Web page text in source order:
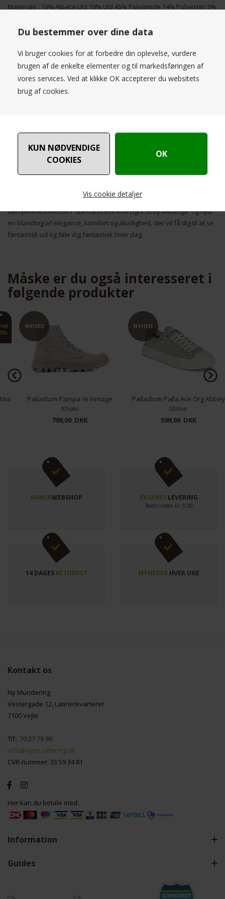
Du bestemmer over dine data
Vi bruger cookies for at forbedre din oplevelse, vurdere
brugen af de enkelte elementer og til markedsføringen af
vores services. Ved at klikke OK accepterer du websitets
brug af cookies.
Vis cookie detaljer
Nødvendige Markedsføring
Funktionelle
Materiale : 19% Alpaca Uld 19% Uld 45% Polyamide 14% Polyester 3%
Opgrader din garderobe med den elegante og alsidige 'Garcia Dress
Knit Light Grey Melange'. Denne smukke strikkjole er designet med
moderne kvinders behov for både stil og komfort i tankerne.
Fremstillet af en blød og behagelig strik i en let grå melange, tilbyder
denne kjole en afslappet pasform, der smukt komplimenterer
enhver figur.Kjolen har et diskret, tidløst design med fine ribkanter,
for en aften ude.'Garcia Dress Knit' er ikke kun stilfuld, men også
praktisk. Den er let at vedligeholde og holder formen vask efter
vask. Denne kjole er et must-have i enhver garderobe, der nemt kan
café med veninderne, eller en afslappende weekend
derhjemme.Investér i 'Garcia Dress Knit Light Grey Melange' og nyd
en blanding af elegance, komfort og alsidighed, der vil få dig til at se
fantastisk ud og føle dig fantastisk hver dag.
Måske er du også interesseret i
følgende produkter
NYHED
Palladium Pampa Hi Vintage
Khaki
799,00 DKK
NYHED
Palladium Palla Ace Org Abbey
Stone
599,00 DKK
DANSKWEBSHOP EKSPRESLEVERING
Bestil inden kl. 9.00
14 DAGES RETURRET NYHEDERHVER UGE
Kontakt os
Ny Mundering
Vestergade 12, Latinerkvarteret
7100 Vejle
Tlf.: 70 27 79 99
info@nymundering.dk
CVR-nummer: 33 59 34 81
Her kan du betale med:
Information
Guides